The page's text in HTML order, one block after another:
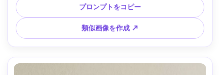
ーンエッジ・ウォーターマークなし、85mmレンズ、浅い被
写界深度、やわらかな映画的ライティング --ar 4:5
プロンプトをコピー
類似画像を作成 ↗